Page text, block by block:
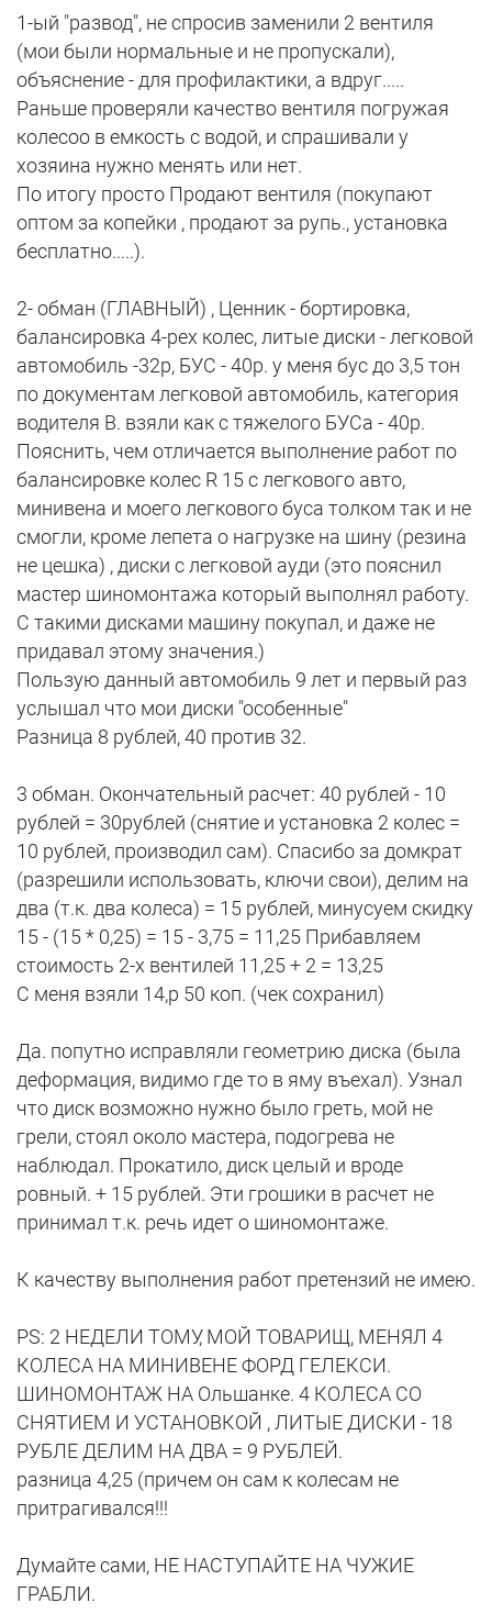
1-ый "развод", не спросив заменили 2 вентиля
(мои были нормальные и не пропускали),
объяснение - для профилактики, а вдруг.....
Раньше проверяли качество вентиля погружая
колесоо в емкость с водой, и спрашивали у
хозяина нужно менять или нет.
По итогу просто Продают вентиля (покупают
оптом за копейки , продают за рупь., установка
бесплатно.....).
2- обман (ГЛАВНЫЙ) , Ценник - бортировка,
балансировка 4-рех колес, литые диски - легковой
автомобиль -32р, БУС - 40р. у меня бус до 3,5 тон
по документам легковой автомобиль, категория
водителя В. взяли как с тяжелого БУСа - 40р.
Пояснить, чем отличается выполнение работ по
балансировке колес R 15 с легкового авто,
минивена и моего легкового буса толком так и не
смогли, кроме лепета о нагрузке на шину (резина
не цешка) , диски с легковой ауди (это пояснил
мастер шиномонтажа который выполнял работу.
С такими дисками машину покупал, и даже не
придавал этому значения.)
Пользую данный автомобиль 9 лет и первый раз
услышал что мои диски "особенные"
Разница 8 рублей, 40 против 32.
3 обман. Окончательный расчет: 40 рублей - 10
рублей = 30рублей (снятие и установка 2 колес =
10 рублей, производил сам). Спасибо за домкрат
(разрешили использовать, ключи свои), делим на
два (т.к. два колеса) = 15 рублей, минусуем скидку
15 - (15 * 0,25) = 15 - 3,75 = 11,25 Прибавляем
стоимость 2-х вентилей 11,25 + 2 = 13,25
С меня взяли 14,р 50 коп. (чек сохранил)
Да. попутно исправляли геометрию диска (была
деформация, видимо где то в яму въехал). Узнал
что диск возможно нужно было греть, мой не
грели, стоял около мастера, подогрева не
наблюдал. Прокатило, диск целый и вроде
ровный. + 15 рублей. Эти грошики в расчет не
принимал т.к. речь идет о шиномонтаже.
К качеству выполнения работ претензий не имею.
РS: 2 НЕДЕЛИ ТОМУ, МОЙ ТОВАРИЩ, МЕНЯЛ 4
КОЛЕСА НА МИНИВЕНЕ ФОРД ГЕЛЕКСИ.
ШИНОМОНТАЖ НА Ольшанке. 4 КОЛЕСА СО
СНЯТИЕМ И УСТАНОВКОЙ , ЛИТЫЕ ДИСКИ - 18
РУБЛЕ ДЕЛИМ НА ДВА = 9 РУБЛЕЙ.
разница 4,25 (причем он сам к колесам не
притрагивался!!!
Думайте сами, НЕ НАСТУПАЙТЕ НА ЧУЖИЕ
ГРАБЛИ.